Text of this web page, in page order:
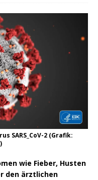
SARS_CoV-2 (Grafik:
wie Fieber, Husten
den ärztlichen